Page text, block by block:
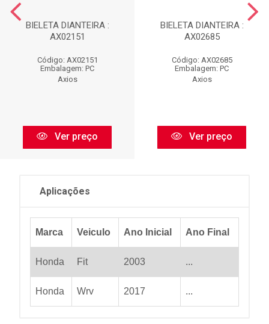
BIELETA DIANTEIRA :
AX02151
Código: AX02151
Embalagem: PC
Axios
Ver preço
BIELETA DIANTEIRA :
AX02685
Código: AX02685
Embalagem: PC
Axios
Ver preço
Aplicações
Marca Veiculo Ano Inicial Ano Final
Honda Fit 2003 ...
Honda Wrv 2017 ...